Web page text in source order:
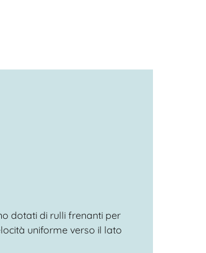
dotati di rulli frenanti per
uniforme verso il lato